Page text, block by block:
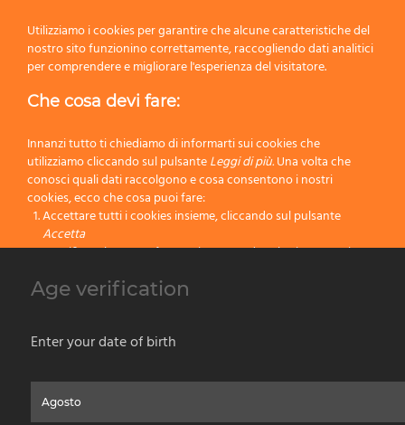
30 9 12
40 9 57 12
50 9 62 12
70
Home Chi Siamo
Utilizziamo i cookies per garantire che alcune caratteristiche del
nostro sito funzionino correttamente, raccogliendo dati analitici
per comprendere e migliorare l'esperienza del visitatore.
Che cosa devi fare:
Innanzi tutto ti chiediamo di informarti sui cookies che
utilizziamo cliccando sul pulsanteLeggi di più.Una volta che
conosci quali dati raccolgono e cosa consentono i nostri
cookies, ecco che cosa puoi fare:
Accettare tutti i cookies insieme, cliccando sul pulsante
Accetta
Specificare le tue preferenze impostando selettivamente i
Bloccare tutti i cookies cliccando sul pulsante
Rifiuta
Age verification
Enter your date of birth